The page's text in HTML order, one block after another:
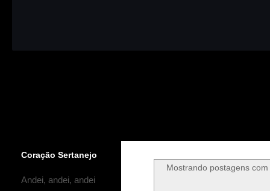
Mostrando postagens
Coração Sertanejo
Andei, andei, andei